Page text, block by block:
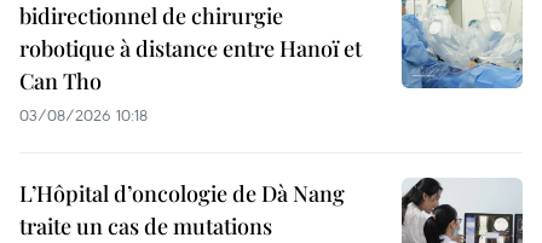
bidirectionnel de chirurgie
robotique à distance entre Hanoï et
Can Tho
03/08/2026 10:18
L’Hôpital d’oncologie de Dà Nang
traite un cas de mutations